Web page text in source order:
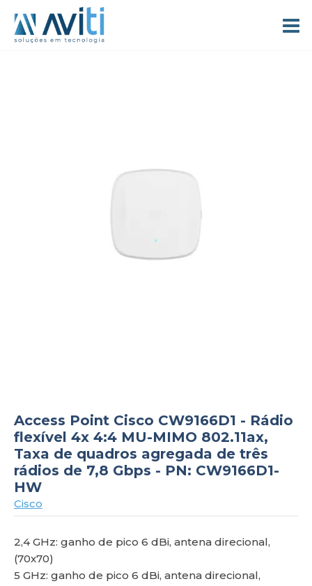
Access Point Cisco CW9166D1 - Rádio
flexível 4x 4:4 MU-MIMO 802.11ax,
Taxa de quadros agregada de três
rádios de 7,8 Gbps - PN: CW9166D1-
HW
Cisco
2,4 GHz: ganho de pico 6 dBi, antena direcional,
(70x70)
5 GHz: ganho de pico 6 dBi, antena direcional,